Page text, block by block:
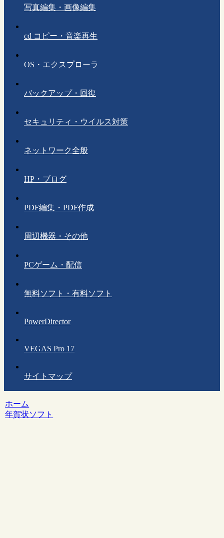
写真編集・画像編集
cd コピー・音楽再生
OS・エクスプローラ
バックアップ・回復
セキュリティ・ウイルス対策
ネットワーク全般
HP・ブログ
PDF編集・PDF作成
周辺機器・その他
PCゲーム・配信
無料ソフト・有料ソフト
PowerDirector
VEGAS Pro 17
サイトマップ
ホーム
年賀状ソフト